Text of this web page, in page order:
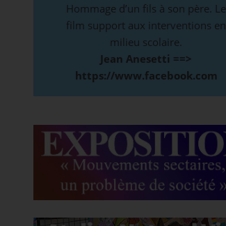
Hommage d’un fils à son père. Le
film support aux interventions en
milieu scolaire.
Jean Anesetti ==>
https://www.facebook.com